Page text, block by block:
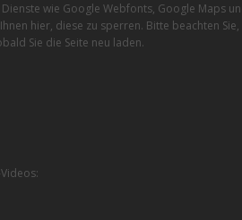
wie Google Webfonts, Google Maps
hier, diese zu sperren. Bitte beachten
Sie die Seite neu laden.